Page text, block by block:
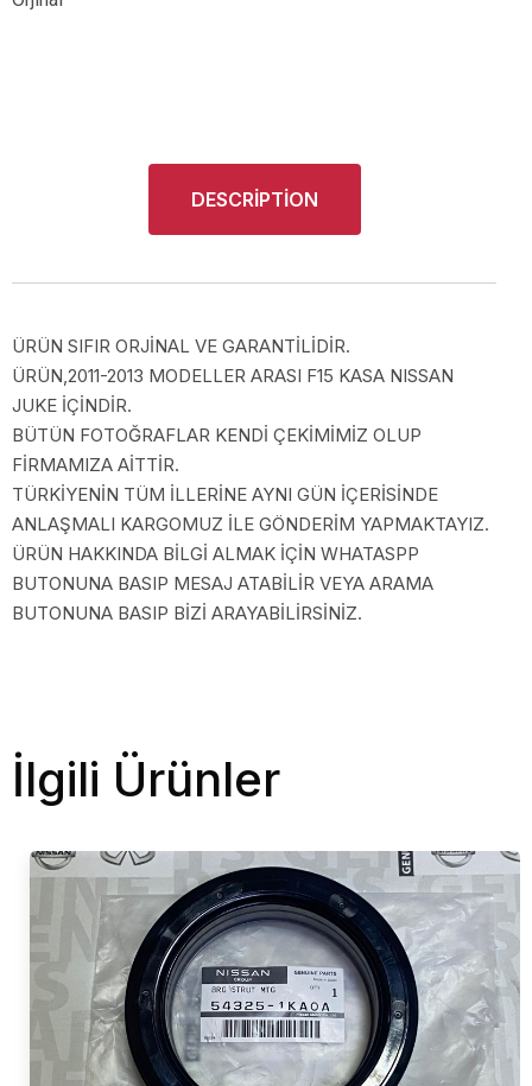
DESCRIPTION
ÜRÜN SIFIR ORJİNAL VE GARANTİLİDİR.
ÜRÜN,2011-2013 MODELLER ARASI F15 KASA NISSAN
JUKE İÇİNDİR.
BÜTÜN FOTOĞRAFLAR KENDİ ÇEKİMİMİZ OLUP
FİRMAMIZA AİTTİR.
TÜRKİYENİN TÜM İLLERİNE AYNI GÜN İÇERİSİNDE
ANLAŞMALI KARGOMUZ İLE GÖNDERİM YAPMAKTAYIZ.
ÜRÜN HAKKINDA BİLGİ ALMAK İÇİN WHATASPP
BUTONUNA BASIP MESAJ ATABİLİR VEYA ARAMA
BUTONUNA BASIP BİZİ ARAYABİLİRSİNİZ.
İlgili Ürünler